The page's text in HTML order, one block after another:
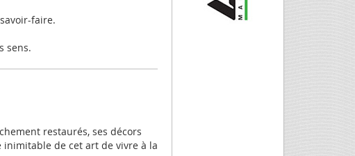
faire.
sens.
restaurés, ses décors
de cet art de vivre à la